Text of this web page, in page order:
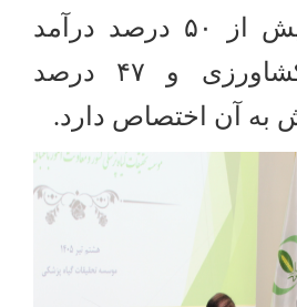
از
۵۰ درصد درآمد
و ۴۷ درصد
به آن اختصاص دارد.